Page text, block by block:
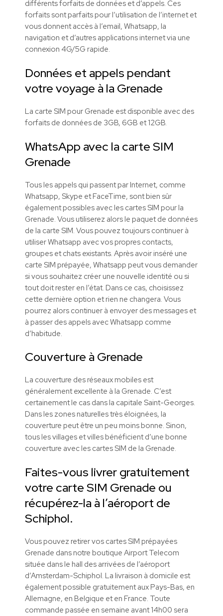
différents forfaits de données et d’appels. Ces
forfaits sont parfaits pour l’utilisation de l’internet et
vous donnent accès à l’email, Whatsapp, la
navigation et d’autres applications internet via une
connexion 4G/5G rapide.
Données et appels pendant
votre voyage à la Grenade
La carte SIM pour Grenade est disponible avec des
forfaits de données de 3GB, 6GB et 12GB.
WhatsApp avec la carte SIM
Grenade
Tous les appels qui passent par Internet, comme
Whatsapp, Skype et FaceTime, sont bien sûr
également possibles avec les cartes SIM pour la
Grenade. Vous utiliserez alors le paquet de données
de la carte SIM. Vous pouvez toujours continuer à
utiliser Whatsapp avec vos propres contacts,
groupes et chats existants. Après avoir inséré une
carte SIM prépayée, Whatsapp peut vous demander
si vous souhaitez créer une nouvelle identité ou si
tout doit rester en l’état. Dans ce cas, choisissez
cette dernière option et rien ne changera. Vous
pourrez alors continuer à envoyer des messages et
à passer des appels avec Whatsapp comme
d’habitude.
Couverture à Grenade
La couverture des réseaux mobiles est
généralement excellente à la Grenade. C’est
certainement le cas dans la capitale Saint-Georges.
Dans les zones naturelles très éloignées, la
couverture peut être un peu moins bonne. Sinon,
tous les villages et villes bénéficient d’une bonne
couverture avec les cartes SIM de la Grenade.
Faites-vous livrer gratuitement
votre carte SIM Grenade ou
récupérez-la à l’aéroport de
Schiphol.
Vous pouvez retirer vos cartes SIM prépayées
Grenade dans notre boutique Airport Telecom
située dans le hall des arrivées de l’aéroport
d’Amsterdam-Schiphol. La livraison à domicile est
également possible gratuitement aux Pays-Bas, en
Allemagne, en Belgique et en France. Toute
commande passée en semaine avant 14h00 sera